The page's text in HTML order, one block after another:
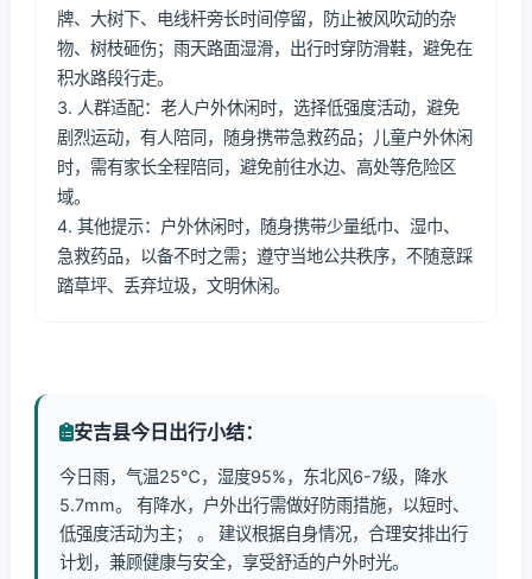
牌、大树下、电线杆旁长时间停留，防止被风吹动的杂
物、树枝砸伤；雨天路面湿滑，出行时穿防滑鞋，避免在
积水路段行走。
3. 人群适配：老人户外休闲时，选择低强度活动，避免
剧烈运动，有人陪同，随身携带急救药品；儿童户外休闲
时，需有家长全程陪同，避免前往水边、高处等危险区
域。
4. 其他提示：户外休闲时，随身携带少量纸巾、湿巾、
急救药品，以备不时之需；遵守当地公共秩序，不随意踩
踏草坪、丢弃垃圾，文明休闲。
安吉县今日出行小结：
今日雨，气温25℃，湿度95%，东北风6-7级，降水
5.7mm。 有降水，户外出行需做好防雨措施，以短时、
低强度活动为主； 。 建议根据自身情况，合理安排出行
计划，兼顾健康与安全，享受舒适的户外时光。